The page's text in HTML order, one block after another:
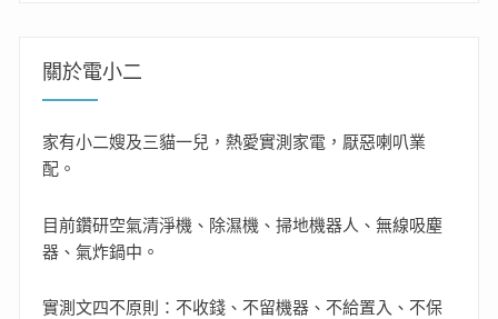
關於電小二
家有小二嫂及三貓一兒，熱愛實測家電，厭惡喇叭業
配。
目前鑽研空氣清淨機、除濕機、掃地機器人、無線吸塵
器、氣炸鍋中。
實測文四不原則：不收錢、不留機器、不給置入、不保